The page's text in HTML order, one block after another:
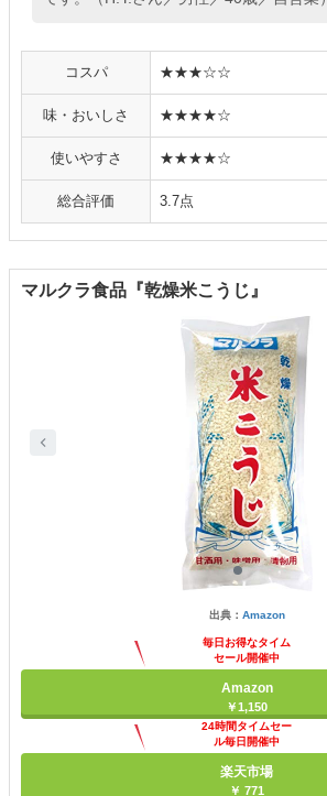
コスパ ★★★☆☆
味・おいしさ ★★★★☆
使いやすさ ★★★★☆
総合評価 3.7点
マルクラ食品『乾燥米こうじ』
出典： Amazon
毎日お得なタイム
セール開催中
Amazon
￥1,150
24時間タイムセー
ル毎日開催中
楽天市場
￥ 771